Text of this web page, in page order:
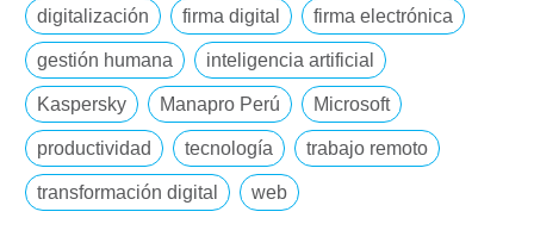
digitalización firma digital firma electrónica
gestión humana inteligencia artificial
Kaspersky Manapro Perú Microsoft
productividad tecnología trabajo remoto
transformación digital web